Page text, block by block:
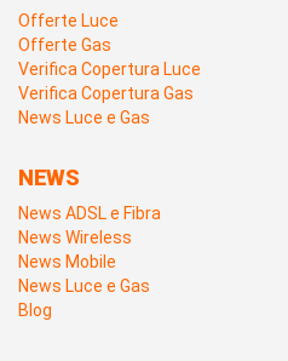
Offerte Luce
Offerte Gas
Verifica Copertura Luce
Verifica Copertura Gas
News Luce e Gas
NEWS
News ADSL e Fibra
News Wireless
News Mobile
News Luce e Gas
Blog